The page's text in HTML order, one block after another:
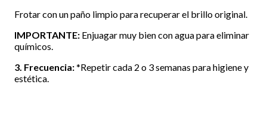
Frotar con un paño limpio para recuperar el brillo original.
IMPORTANTE: Enjuagar muy bien con agua para eliminar
químicos.
3. Frecuencia:*Repetir cada 2 o 3 semanas para higiene y
estética.